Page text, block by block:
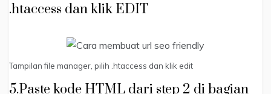
.htaccess dan klik EDIT
Tampilan file manager, pilih .htaccess dan klik edit
5.Paste kode HTML dari step 2 di bagian